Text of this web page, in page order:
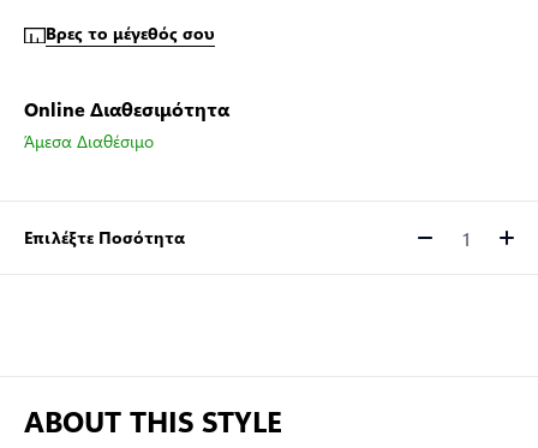
Βρες το μέγεθός σου
Online Διαθεσιμότητα
Άμεσα Διαθέσιμο
Επιλέξτε Ποσότητα Ποσότητα
ABOUT THIS STYLE